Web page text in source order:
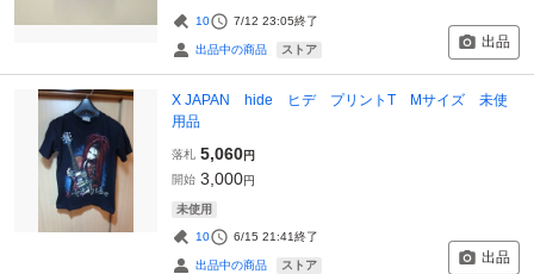
10 7/12 23:05終了
出品中の商品 ストア 出品
X JAPAN hide ヒデ プリントT Mサイズ 未使
用品
落札 5,060円
開始 3,000円
未使用
10 6/15 21:41終了
出品中の商品 ストア 出品